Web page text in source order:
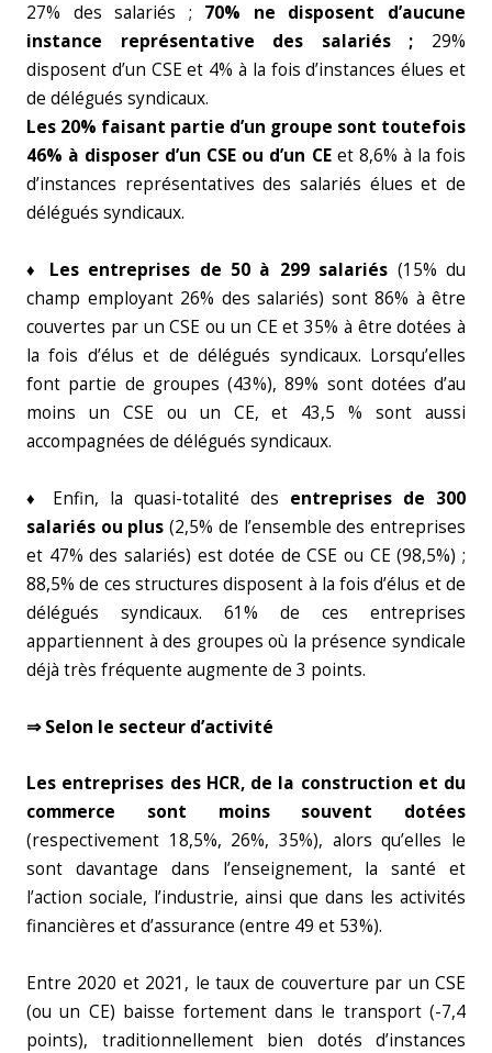
27% des salariés ; 70% ne disposent d’aucune
instance représentative des salariés ; 29%
disposent d’un CSE et 4% à la fois d’instances élues et
de délégués syndicaux.
Les 20% faisant partie d’un groupe sont toutefois
46% à disposer d’un CSE ou d’un CEet 8,6% à la fois
d’instances représentatives des salariés élues et de
délégués syndicaux.
♦ Les entreprises de 50 à 299 salariés (15% du
champ employant 26% des salariés) sont 86% à être
couvertes par un CSE ou un CE et 35% à être dotées à
la fois d’élus et de délégués syndicaux. Lorsqu’elles
font partie de groupes (43%), 89% sont dotées d’au
moins un CSE ou un CE, et 43,5 % sont aussi
accompagnées de délégués syndicaux.
♦ Enfin, la quasi-totalité des entreprises de 300
salariés ou plus (2,5% de l’ensemble des entreprises
et 47% des salariés) est dotée de CSE ou CE (98,5%) ;
88,5% de ces structures disposent à la fois d’élus et de
délégués syndicaux. 61% de ces entreprises
appartiennent à des groupes où la présence syndicale
déjà très fréquente augmente de 3 points.
⇒ Selon le secteur d’activité
Les entreprises des HCR, de la construction et du
commerce sont moins souvent dotées
(respectivement 18,5%, 26%, 35%), alors qu’elles le
sont davantage dans l’enseignement, la santé et
l’action sociale, l’industrie, ainsi que dans les activités
financières et d’assurance (entre 49 et 53%).
Entre 2020 et 2021, le taux de couverture par un CSE
(ou un CE) baisse fortement dans le transport (-7,4
points), traditionnellement bien dotés d’instances